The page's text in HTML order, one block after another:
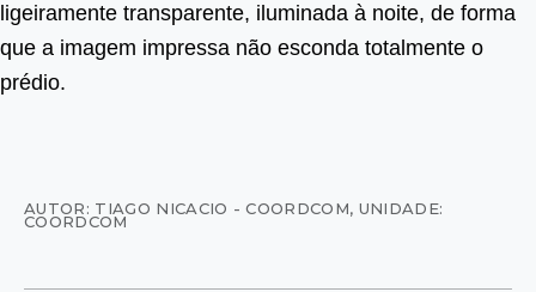
ligeiramente transparente, iluminada à noite, de forma
que a imagem impressa não esconda totalmente o
prédio.
AUTOR: TIAGO NICACIO - COORDCOM, UNIDADE:
COORDCOM